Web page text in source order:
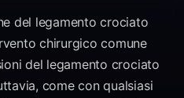
del legamento crociato
chirurgico comune
del legamento crociato
come con qualsiasi